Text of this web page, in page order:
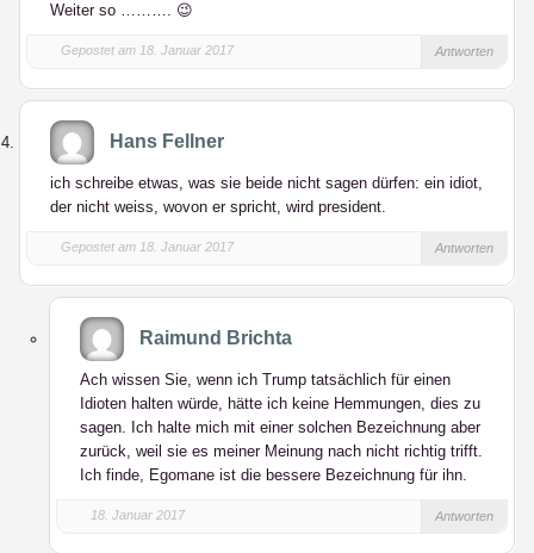
Weiter so ………. 😉
Gepostet am 18. Januar 2017 Antworten
Hans Fellner
ich schreibe etwas, was sie beide nicht sagen dürfen: ein idiot,
der nicht weiss, wovon er spricht, wird president.
Gepostet am 18. Januar 2017 Antworten
Raimund Brichta
Ach wissen Sie, wenn ich Trump tatsächlich für einen
Idioten halten würde, hätte ich keine Hemmungen, dies zu
sagen. Ich halte mich mit einer solchen Bezeichnung aber
zurück, weil sie es meiner Meinung nach nicht richtig trifft.
Ich finde, Egomane ist die bessere Bezeichnung für ihn.
18. Januar 2017 Antworten